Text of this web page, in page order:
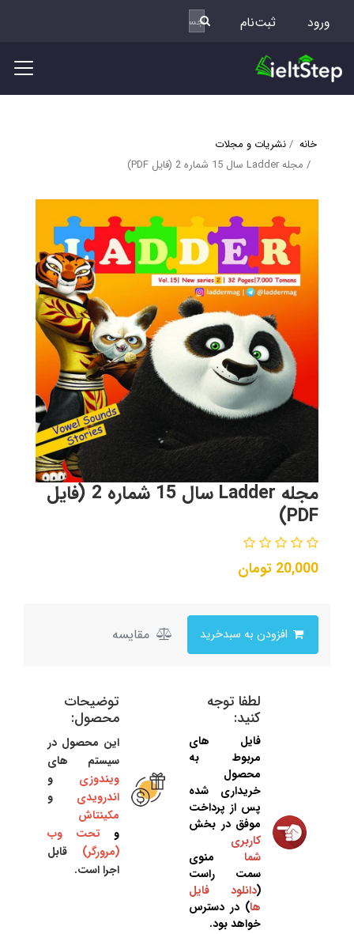
ورود ثبت‌نام
خانه
نشریات و مجلات
مجله Ladder سال 15 شماره 2 (فایل PDF)
مجله Ladder سال 15 شماره 2 (فایل
PDF)
20,000 تومان
مقایسه
لطفا توجه
کنید:
فایل های
مربوط به
محصول
خریداری شده
پس از پرداخت
موفق در بخش
کاربری
شما منوی
سمت راست
(دانلود فایل
ها) در دسترس
خواهد بود.
توضیحات
محصول:
این محصول در
سیستم های
ویندوزی و
اندرویدی و
مکینتاش
و تحت وب
(مرورگر) قابل
اجرا است.